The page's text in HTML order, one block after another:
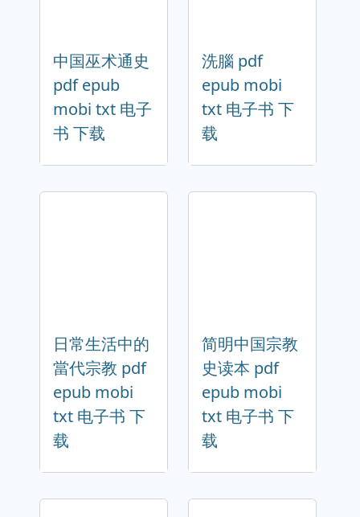
中国巫术通史
pdf epub
mobi txt 电子
书 下载
洗腦 pdf
epub mobi
txt 电子书 下
载
日常生活中的
當代宗教 pdf
epub mobi
txt 电子书 下
载
简明中国宗教
史读本 pdf
epub mobi
txt 电子书 下
载